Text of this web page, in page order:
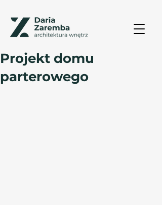
Projekt domu
parterowego